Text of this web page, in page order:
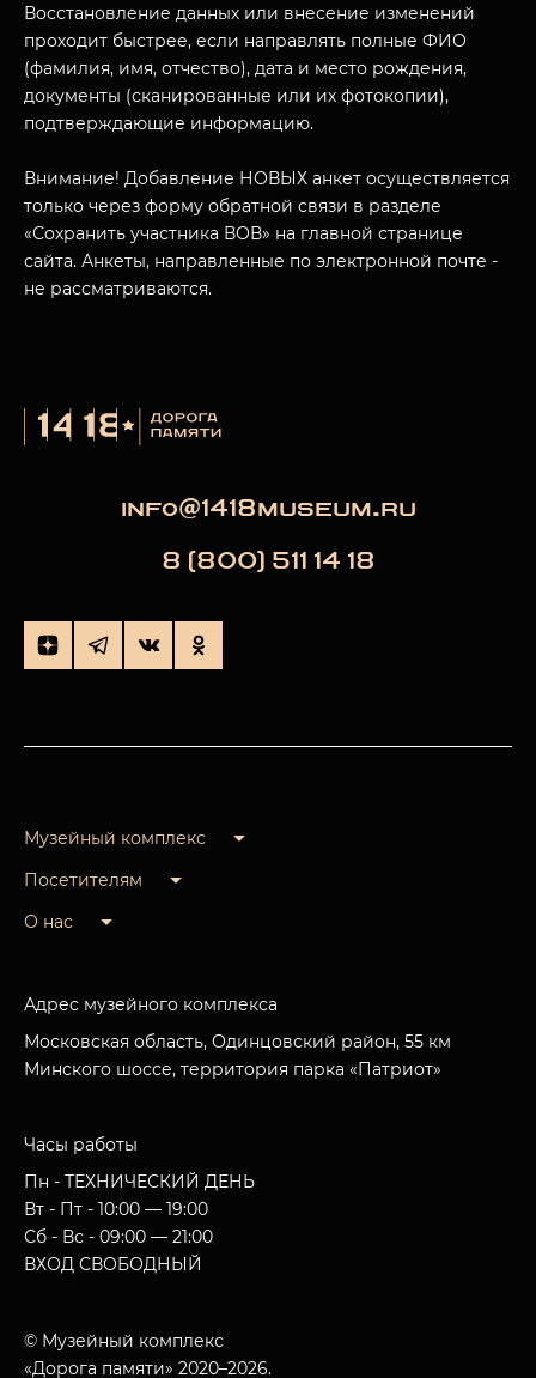
ПОСЕТИТЕЛЯМ
О НАС
НАЗАД
Восстановление данных или внесение изменений
проходит быстрее, если направлять полные ФИО
(фамилия, имя, отчество), дата и место рождения,
документы (сканированные или их фотокопии),
подтверждающие информацию.
Внимание! Добавление НОВЫХ анкет осуществляется
только через форму обратной связи в разделе
«Сохранить участника ВОВ» на главной странице
сайта. Анкеты, направленные по электронной почте -
не рассматриваются.
info@1418museum.ru
8 (800) 511 14 18
Музейный комплекс
Посетителям
О нас
Адрес музейного комплекса
Московская область, Одинцовский район, 55 км
Минского шоссе, территория парка «Патриот»
Часы работы
Пн - ТЕХНИЧЕСКИЙ ДЕНЬ
Вт - Пт - 10:00 — 19:00
Сб - Вс - 09:00 — 21:00
ВХОД СВОБОДНЫЙ
© Музейный комплекс
«Дорога памяти» 2020–2026.